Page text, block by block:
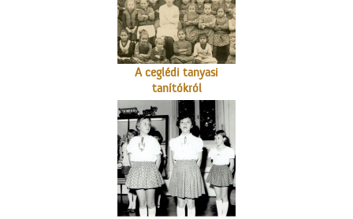
A ceglédi tanyasi
tanítókról